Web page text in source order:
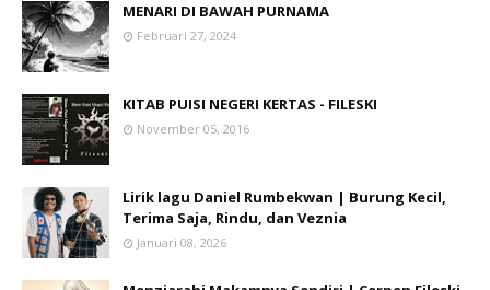
MENARI DI BAWAH PURNAMA
Februari 27, 2024
KITAB PUISI NEGERI KERTAS - FILESKI
November 05, 2016
Lirik lagu Daniel Rumbekwan | Burung Kecil,
Terima Saja, Rindu, dan Veznia
Januari 08, 2026